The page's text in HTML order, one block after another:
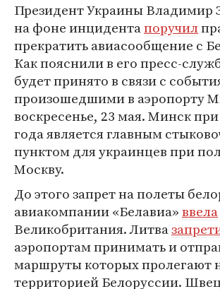
Президент Украины Владимир
на фоне инцидентапоручил
прекратить авиасообщение с
Как пояснили в его пресс-
будет принято в связи с
произошедшими в аэропорту
воскресенье, 23 мая. Минск при
года является главным
пунктом для украинцев при
Москву.
До этого запрет на полеты
авиакомпании «Белавиа»ввела
Великобритания. Литва
аэропортам принимать и
маршруты которых пролегают
территорией Белоруссии.